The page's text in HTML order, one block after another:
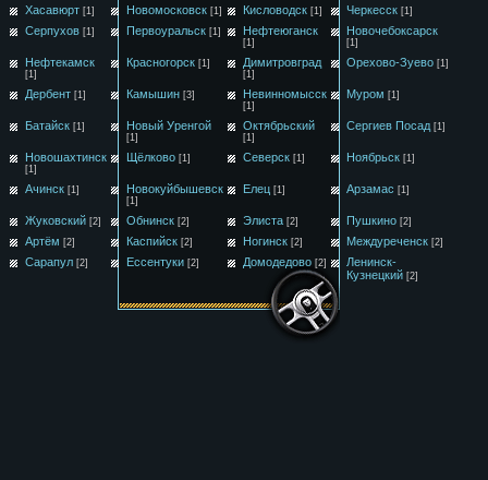
Хасавюрт [1] Новомосковск [1] Кисловодск [1] Черкесск [1]
Серпухов [1] Первоуральск [1] Нефтеюганск
[1]
Новочебоксарск
[1]
Нефтекамск
[1]
Красногорск [1] Димитровград
[1]
Орехово-Зуево [1]
Дербент [1] Камышин [3] Невинномысск
[1]
Муром [1]
Батайск [1] Новый Уренгой
[1]
Октябрьский
[1]
Сергиев Посад [1]
Новошахтинск
[1]
Щёлково [1] Северск [1] Ноябрьск [1]
Ачинск [1] Новокуйбышевск
[1]
Елец [1] Арзамас [1]
Жуковский [2] Обнинск [2] Элиста [2] Пушкино [2]
Артём [2] Каспийск [2] Ногинск [2] Междуреченск [2]
Сарапул [2] Ессентуки [2] Домодедово [2]
Ленинск-
Кузнецкий [2]